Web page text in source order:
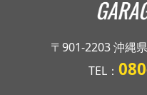
〒901-2203 沖縄
TEL：